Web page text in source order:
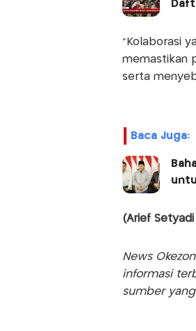
"Kolaborasi
memastikan
serta
Baca Juga:
(Arief Setyadi
News
informasi
sumber